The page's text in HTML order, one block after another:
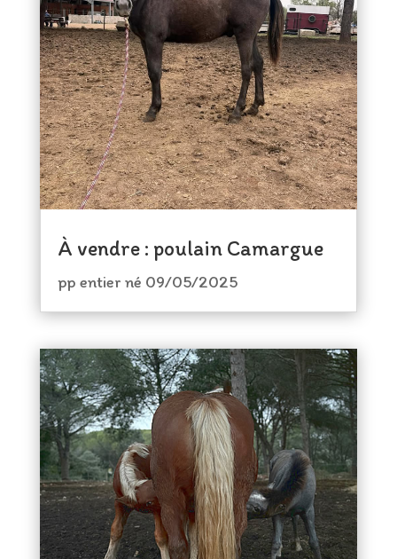
À vendre : poulain Camargue
pp entier né 09/05/2025